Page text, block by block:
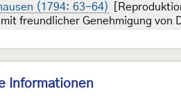
(1794: 63-64)
freundlicher Genehmigung von
Informationen